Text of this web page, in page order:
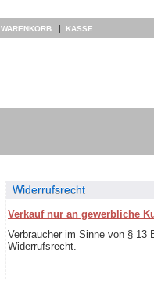
WARENKORB | KASSE
Widerrufsrecht
Verkauf nur an gewerbliche
Verbraucher im Sinne von § 13
Widerrufsrecht.